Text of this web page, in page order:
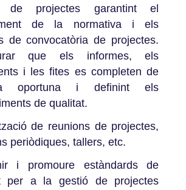
de projectes garantint el
de la normativa i els
de convocatòria de projectes.
que els informes, els
i les fites es completen de
oportuna i definint els
de qualitat.
de reunions de projectes,
periòdiques, tallers, etc.
i promoure estàndards de
per a la gestió de projectes